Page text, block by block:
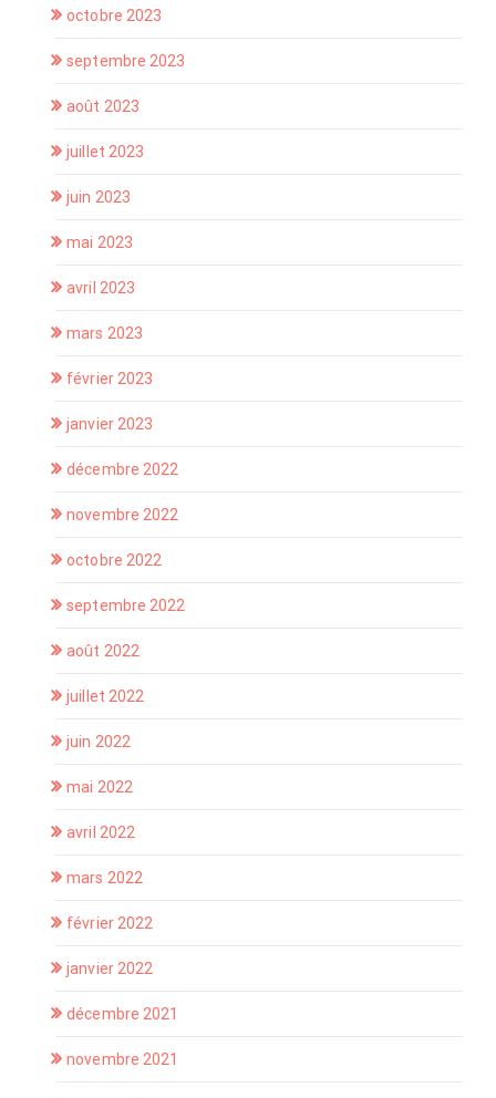
octobre 2023
septembre 2023
août 2023
juillet 2023
juin 2023
mai 2023
avril 2023
mars 2023
février 2023
janvier 2023
décembre 2022
novembre 2022
octobre 2022
septembre 2022
août 2022
juillet 2022
juin 2022
mai 2022
avril 2022
mars 2022
février 2022
janvier 2022
décembre 2021
novembre 2021